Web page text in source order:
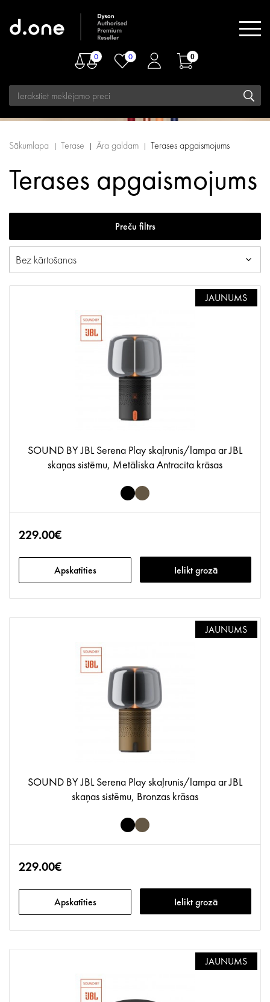
0 0 0
Sākumlapa Terase Āra galdam Terases apgaismojums
Terases apgaismojums
Preču filtrs
JAUNUMS
SOUND BY JBL Serena Play skaļrunis/lampa ar JBL
skaņas sistēmu, Metāliska Antracīta krāsas
229.00€
Apskatīties Ielikt grozā
JAUNUMS
SOUND BY JBL Serena Play skaļrunis/lampa ar JBL
skaņas sistēmu, Bronzas krāsas
229.00€
Apskatīties Ielikt grozā
JAUNUMS